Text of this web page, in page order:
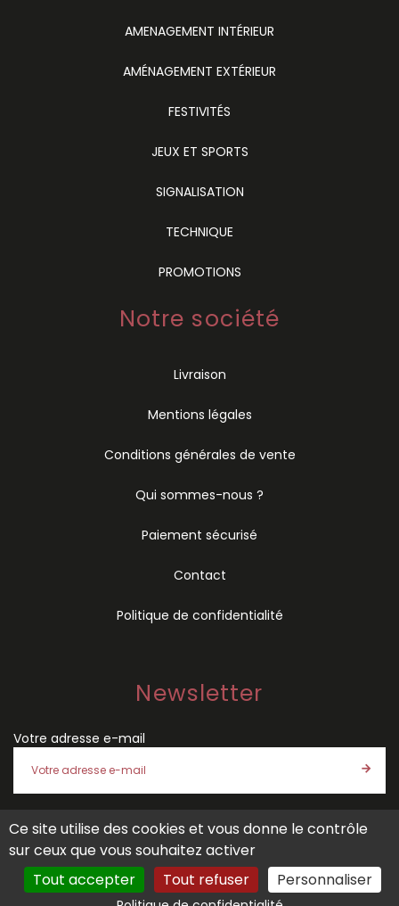
AMENAGEMENT INTÉRIEUR
AMÉNAGEMENT EXTÉRIEUR
FESTIVITÉS
JEUX ET SPORTS
SIGNALISATION
TECHNIQUE
PROMOTIONS
Notre société
Livraison
Mentions légales
Conditions générales de vente
Qui sommes-nous ?
Paiement sécurisé
Contact
Politique de confidentialité
Newsletter
Votre adresse e-mail
J'accepte les conditions générales de venteet lapolitique
de confidentialité
Ce site utilise des cookies et vous donne le contrôle
sur ceux que vous souhaitez activer
Tout accepter
Tout refuser Personnaliser